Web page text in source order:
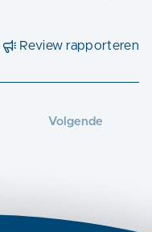
Review rapporteren
Volgende